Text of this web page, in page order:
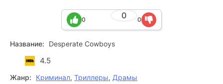
0
0 0
Название: Desperate Cowboys
4.5
Жанр: Криминал, Триллеры, Драмы